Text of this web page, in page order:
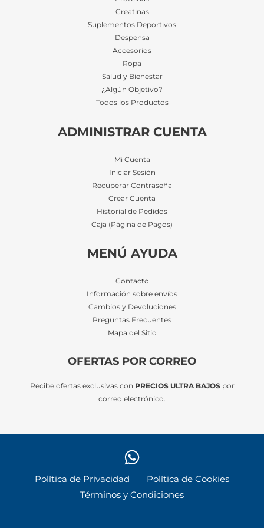
Creatinas
Suplementos Deportivos
Despensa
Accesorios
Ropa
Salud y Bienestar
¿Algún Objetivo?
Todos los Productos
ADMINISTRAR CUENTA
Mi Cuenta
Iniciar Sesión
Recuperar Contraseña
Crear Cuenta
Historial de Pedidos
Caja (Página de Pagos)
MENÚ AYUDA
Contacto
Información sobre envíos
Cambios y Devoluciones
Preguntas Frecuentes
Mapa del Sitio
OFERTAS POR CORREO
Recibe ofertas exclusivas con PRECIOS ULTRA BAJOSpor
correo electrónico.
Política de Privacidad
Política de Cookies
Términos y Condiciones